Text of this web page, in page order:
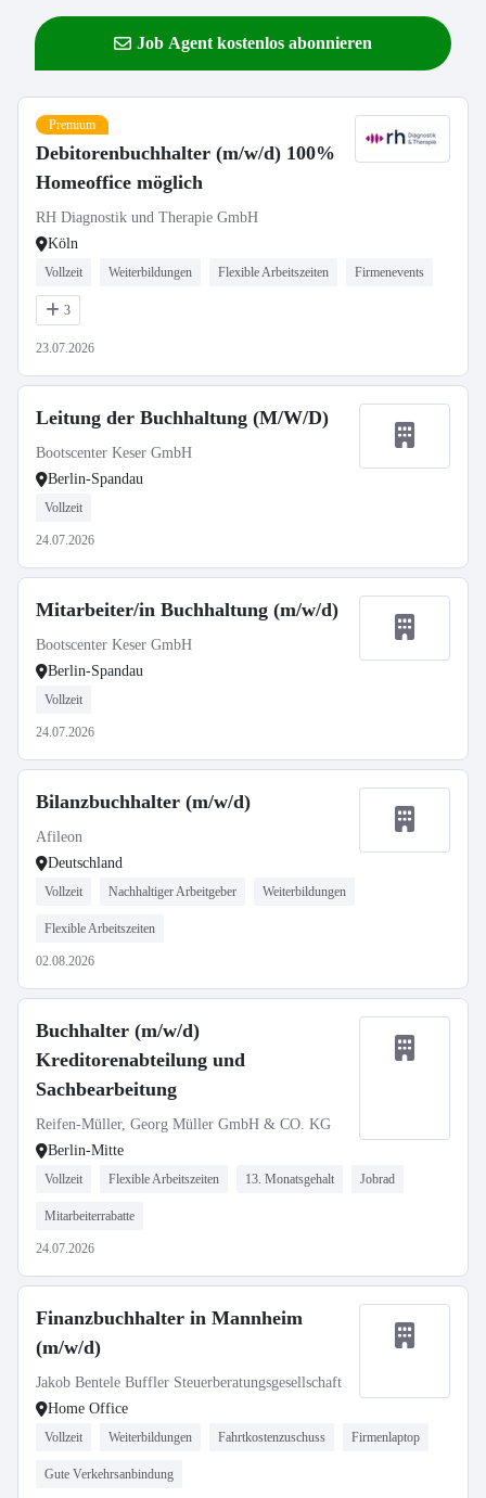
Job Agent kostenlos abonnieren
Premium
Debitorenbuchhalter (m/w/d) 100%
Homeoffice möglich
RH Diagnostik und Therapie GmbH
Köln
Vollzeit Weiterbildungen Flexible Arbeitszeiten Firmenevents
3
23.07.2026
Leitung der Buchhaltung (M/W/D)
Bootscenter Keser GmbH
Berlin-Spandau
Vollzeit
24.07.2026
Mitarbeiter/in Buchhaltung (m/w/d)
Bootscenter Keser GmbH
Berlin-Spandau
Vollzeit
24.07.2026
Bilanzbuchhalter (m/w/d)
Afileon
Deutschland
Vollzeit Nachhaltiger Arbeitgeber Weiterbildungen
Flexible Arbeitszeiten
02.08.2026
Buchhalter (m/w/d)
Kreditorenabteilung und
Sachbearbeitung
Reifen-Müller, Georg Müller GmbH & CO. KG
Berlin-Mitte
Vollzeit Flexible Arbeitszeiten 13. Monatsgehalt Jobrad
Mitarbeiterrabatte
24.07.2026
Finanzbuchhalter in Mannheim
(m/w/d)
Jakob Bentele Buffler Steuerberatungsgesellschaft
Home Office
Vollzeit Weiterbildungen Fahrtkostenzuschuss Firmenlaptop
Gute Verkehrsanbindung